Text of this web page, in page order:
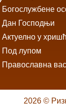
Богослужбене
Дан Господњи
Актуелно у
Под лупом
Православна
2026 ©